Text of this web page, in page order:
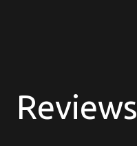
Reviews